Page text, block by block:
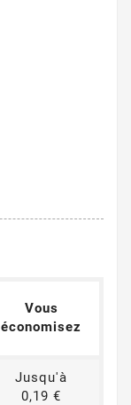
Vous
économisez
Jusqu'à
0,19 €